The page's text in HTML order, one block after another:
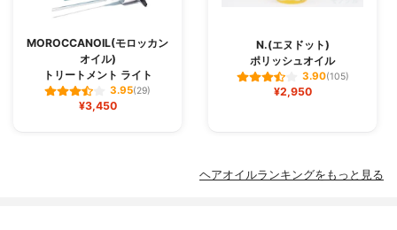
MOROCCANOIL(モロッカン
オイル)
トリートメント ライト
3.95(29)
¥3,450
N.(エヌドット)
ポリッシュオイル
3.90(105)
¥2,950
ヘアオイルランキングをもっと見る